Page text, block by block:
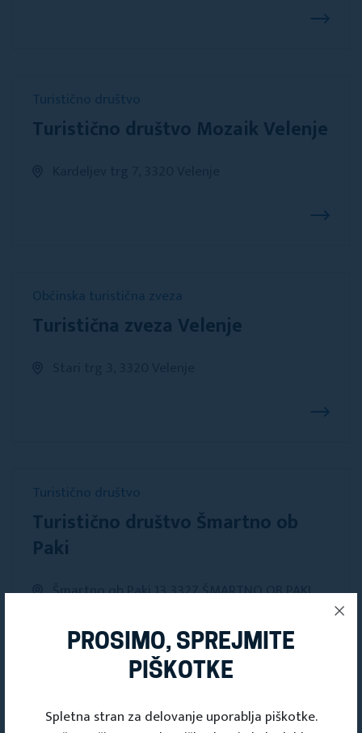
Turistično društvo
Turistično društvo Mozaik Velenje
Občinska turistična zveza
Turistična zveza Velenje
Turistično društvo
Turistično društvo Šmartno ob
Paki
Šmartno ob Paki 13,3327 ŠMARTNO OB PAKI
Turistično društvo Velenje
PROSIMO, SPREJMITE
PIŠKOTKE
Spletna stran za delovanje uporablja piškotke.